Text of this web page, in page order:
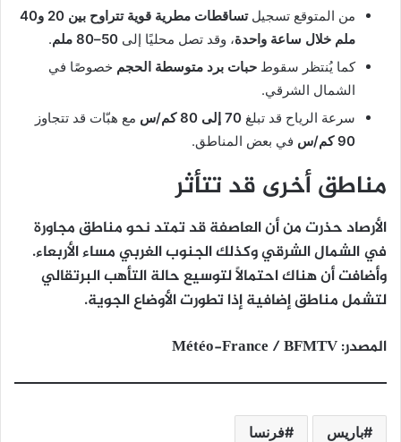
من المتوقع تسجيل
تساقطات مطرية قوية تتراوح بين 20 و40
ملم خلال ساعة واحدة، وقد تصل محليًا إلى 50–80 ملم
.
كما يُنتظر سقوط حبات برد متوسطة الحجم خصوصًا في
الشمال الشرقي.
سرعة الرياح قد تبلغ 70 إلى 80 كم/س
مع هبّات قد تتجاوز
90 كم/س
في بعض المناطق.
مناطق أخرى قد تتأثر
الأرصاد حذرت من أنالعاصفة قد تمتد نحو مناطق مجاورة
في الشمال الشرقي وكذلك الجنوب الغربي مساء الأربعاء.
وأضافت أن هناك احتمالًا لتوسيع حالة التأهب البرتقالي
لتشمل مناطق إضافية إذا تطورت الأوضاع الجوية.
المصدر: Météo-France / BFMTV
باريس فرنسا